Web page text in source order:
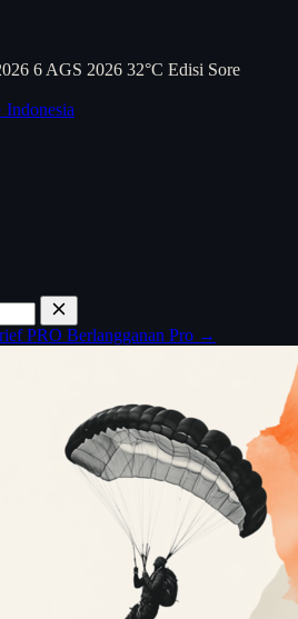
6 AGS 2026 32°C Edisi Sore
Indonesia
PRO Berlangganan Pro →